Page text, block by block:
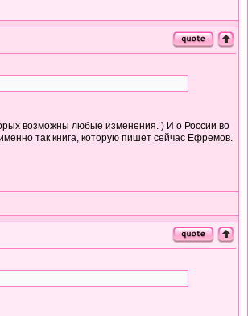
возможны любые изменения. ) И о России во
так книга, которую пишет сейчас Ефремов.